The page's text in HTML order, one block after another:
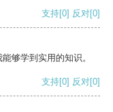
支持[0] 反对[0]
够学到实用的知识。
支持[0] 反对[0]